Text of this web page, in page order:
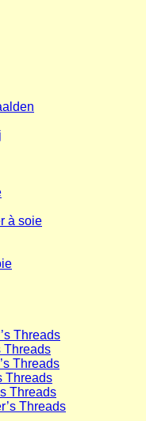
à soie
Threads
Threads
Threads
Threads
Threads
Threads